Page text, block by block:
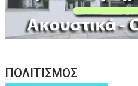
ΠΟΛΙΤΙΣΜΟΣ